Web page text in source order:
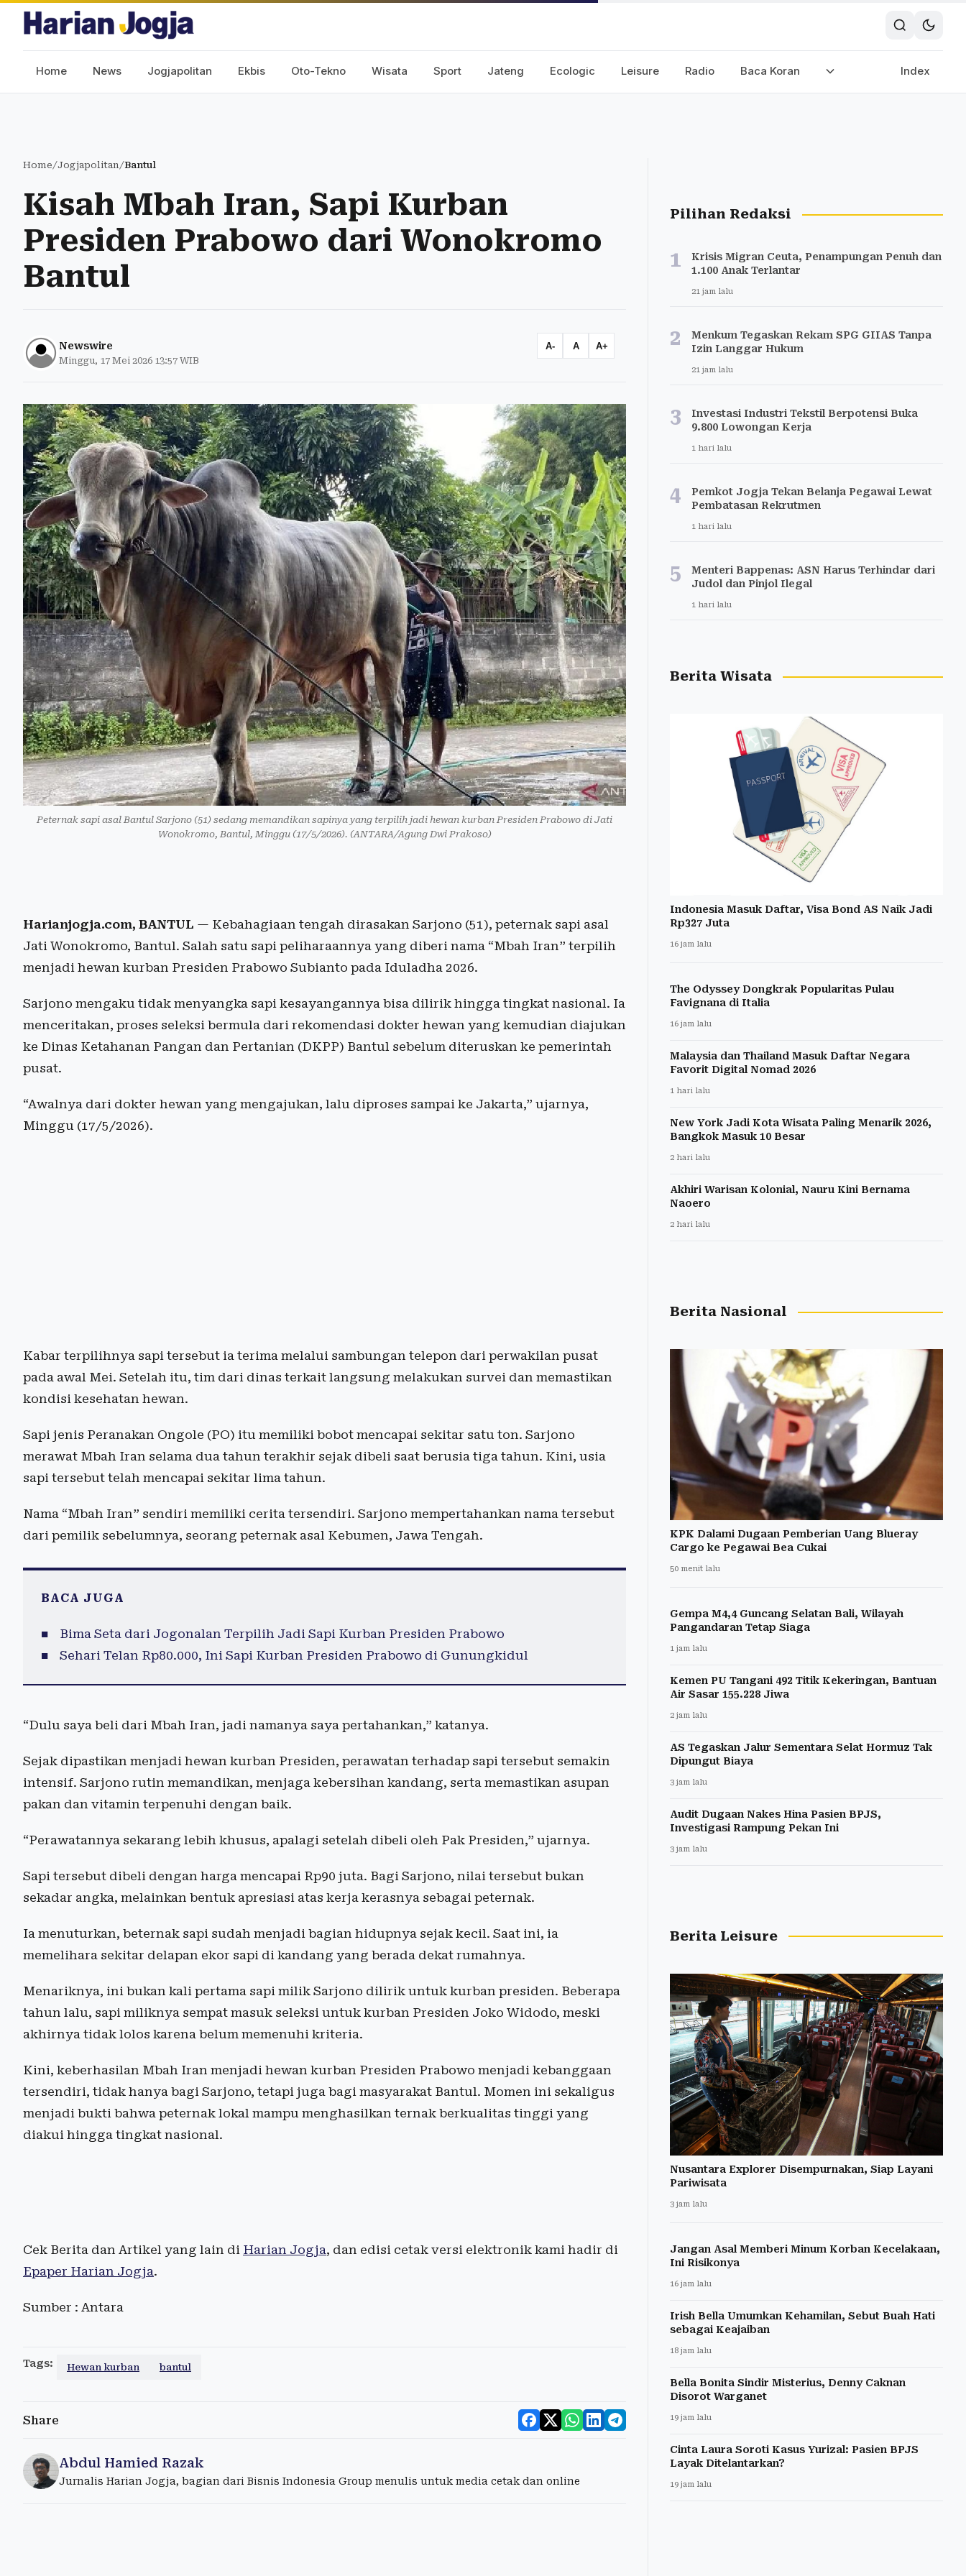
Home News Jogjapolitan Ekbis Oto-Tekno Wisata Sport Jateng Ecologic Leisure Radio Baca Koran Index
Home/Jogjapolitan/Bantul
Kisah Mbah Iran, Sapi Kurban
Presiden Prabowo dari Wonokromo
Bantul
Newswire
Minggu, 17 Mei 2026 13:57 WIB
A- A A+
Peternak sapi asal Bantul Sarjono (51) sedang memandikan sapinya yang terpilih jadi hewan kurban Presiden Prabowo di Jati
Wonokromo, Bantul, Minggu (17/5/2026). (ANTARA/Agung Dwi Prakoso)
Harianjogja.com, BANTUL — Kebahagiaan tengah dirasakan Sarjono (51), peternak sapi asal
Jati Wonokromo, Bantul. Salah satu sapi peliharaannya yang diberi nama “Mbah Iran” terpilih
menjadi hewan kurban Presiden Prabowo Subianto pada Iduladha 2026.
Sarjono mengaku tidak menyangka sapi kesayangannya bisa dilirik hingga tingkat nasional. Ia
menceritakan, proses seleksi bermula dari rekomendasi dokter hewan yang kemudian diajukan
ke Dinas Ketahanan Pangan dan Pertanian (DKPP) Bantul sebelum diteruskan ke pemerintah
pusat.
“Awalnya dari dokter hewan yang mengajukan, lalu diproses sampai ke Jakarta,” ujarnya,
Minggu (17/5/2026).
Kabar terpilihnya sapi tersebut ia terima melalui sambungan telepon dari perwakilan pusat
pada awal Mei. Setelah itu, tim dari dinas terkait langsung melakukan survei dan memastikan
kondisi kesehatan hewan.
Sapi jenis Peranakan Ongole (PO) itu memiliki bobot mencapai sekitar satu ton. Sarjono
merawat Mbah Iran selama dua tahun terakhir sejak dibeli saat berusia tiga tahun. Kini, usia
sapi tersebut telah mencapai sekitar lima tahun.
Nama “Mbah Iran” sendiri memiliki cerita tersendiri. Sarjono mempertahankan nama tersebut
dari pemilik sebelumnya, seorang peternak asal Kebumen, Jawa Tengah.
BACA JUGA
Bima Seta dari Jogonalan Terpilih Jadi Sapi Kurban Presiden Prabowo
Sehari Telan Rp80.000, Ini Sapi Kurban Presiden Prabowo di Gunungkidul
“Dulu saya beli dari Mbah Iran, jadi namanya saya pertahankan,” katanya.
Sejak dipastikan menjadi hewan kurban Presiden, perawatan terhadap sapi tersebut semakin
intensif. Sarjono rutin memandikan, menjaga kebersihan kandang, serta memastikan asupan
pakan dan vitamin terpenuhi dengan baik.
“Perawatannya sekarang lebih khusus, apalagi setelah dibeli oleh Pak Presiden,” ujarnya.
Sapi tersebut dibeli dengan harga mencapai Rp90 juta. Bagi Sarjono, nilai tersebut bukan
sekadar angka, melainkan bentuk apresiasi atas kerja kerasnya sebagai peternak.
Ia menuturkan, beternak sapi sudah menjadi bagian hidupnya sejak kecil. Saat ini, ia
memelihara sekitar delapan ekor sapi di kandang yang berada dekat rumahnya.
Menariknya, ini bukan kali pertama sapi milik Sarjono dilirik untuk kurban presiden. Beberapa
tahun lalu, sapi miliknya sempat masuk seleksi untuk kurban Presiden Joko Widodo, meski
akhirnya tidak lolos karena belum memenuhi kriteria.
Kini, keberhasilan Mbah Iran menjadi hewan kurban Presiden Prabowo menjadi kebanggaan
tersendiri, tidak hanya bagi Sarjono, tetapi juga bagi masyarakat Bantul. Momen ini sekaligus
menjadi bukti bahwa peternak lokal mampu menghasilkan ternak berkualitas tinggi yang
diakui hingga tingkat nasional.
Cek Berita dan Artikel yang lain di Harian Jogja, dan edisi cetak versi elektronik kami hadir di
Epaper Harian Jogja.
Sumber : Antara
Tags: Hewan kurban bantul
Share
Abdul Hamied Razak
Jurnalis Harian Jogja, bagian dari Bisnis Indonesia Group menulis untuk media cetak dan online
Pilihan Redaksi
1
Krisis Migran Ceuta, Penampungan Penuh dan
1.100 Anak Terlantar
21 jam lalu
2
Menkum Tegaskan Rekam SPG GIIAS Tanpa
Izin Langgar Hukum
21 jam lalu
3
Investasi Industri Tekstil Berpotensi Buka
9.800 Lowongan Kerja
1 hari lalu
4
Pemkot Jogja Tekan Belanja Pegawai Lewat
Pembatasan Rekrutmen
1 hari lalu
5
Menteri Bappenas: ASN Harus Terhindar dari
Judol dan Pinjol Ilegal
1 hari lalu
Berita Wisata
Indonesia Masuk Daftar, Visa Bond AS Naik Jadi
Rp327 Juta
16 jam lalu
The Odyssey Dongkrak Popularitas Pulau
Favignana di Italia
16 jam lalu
Malaysia dan Thailand Masuk Daftar Negara
Favorit Digital Nomad 2026
1 hari lalu
New York Jadi Kota Wisata Paling Menarik 2026,
Bangkok Masuk 10 Besar
2 hari lalu
Akhiri Warisan Kolonial, Nauru Kini Bernama
Naoero
2 hari lalu
Berita Nasional
KPK Dalami Dugaan Pemberian Uang Blueray
Cargo ke Pegawai Bea Cukai
50 menit lalu
Gempa M4,4 Guncang Selatan Bali, Wilayah
Pangandaran Tetap Siaga
1 jam lalu
Kemen PU Tangani 492 Titik Kekeringan, Bantuan
Air Sasar 155.228 Jiwa
2 jam lalu
AS Tegaskan Jalur Sementara Selat Hormuz Tak
Dipungut Biaya
3 jam lalu
Audit Dugaan Nakes Hina Pasien BPJS,
Investigasi Rampung Pekan Ini
3 jam lalu
Berita Leisure
Nusantara Explorer Disempurnakan, Siap Layani
Pariwisata
3 jam lalu
Jangan Asal Memberi Minum Korban Kecelakaan,
Ini Risikonya
16 jam lalu
Irish Bella Umumkan Kehamilan, Sebut Buah Hati
sebagai Keajaiban
18 jam lalu
Bella Bonita Sindir Misterius, Denny Caknan
Disorot Warganet
19 jam lalu
Cinta Laura Soroti Kasus Yurizal: Pasien BPJS
Layak Ditelantarkan?
19 jam lalu